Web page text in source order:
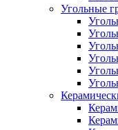
Угольные